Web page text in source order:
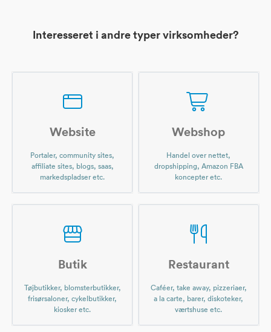
Interesseret i andre typer virksomheder?
Website
Portaler, community sites,
affiliate sites, blogs, saas,
markedspladser etc.
Webshop
Handel over nettet,
dropshipping, Amazon FBA
koncepter etc.
Butik
Tøjbutikker, blomsterbutikker,
frisørsaloner, cykelbutikker,
kiosker etc.
Restaurant
Caféer, take away, pizzeriaer,
a la carte, barer, diskoteker,
værtshuse etc.